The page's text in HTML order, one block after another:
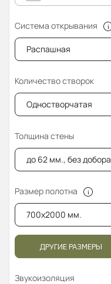
Система открывания
Распашная
Количество створок
Одностворчатая
Толщина стены
до 62 мм., без добора
Размер полотна
700x2000 мм.
ДРУГИЕ РАЗМЕРЫ
Звукоизоляция